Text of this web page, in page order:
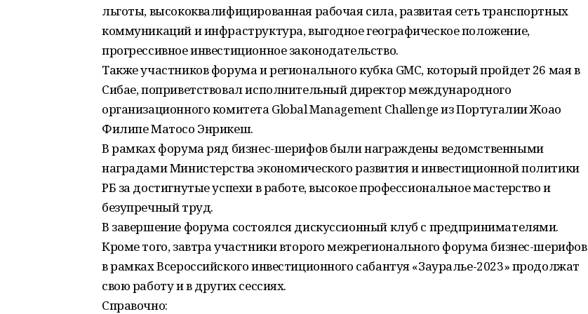
льготы, высококвалифицированная рабочая сила, развитая сеть транспортных
коммуникаций и инфраструктура, выгодное географическое положение,
прогрессивное инвестиционное законодательство.
Также участников форума и регионального кубка GMC, который пройдет 26 мая в
Сибае, поприветствовал исполнительный директор международного
организационного комитета Global Management Challenge из Португалии Жоао
Филипе Матосо Энрикеш.
В рамках форума ряд бизнес-шерифов были награждены ведомственными
наградами Министерства экономического развития и инвестиционной политики
РБ за достигнутые успехи в работе, высокое профессиональное мастерство и
безупречный труд.
В завершение форума состоялся дискуссионный клуб с предпринимателями.
Кроме того, завтра участники второго межрегионального форума бизнес-шерифов
в рамках Всероссийского инвестиционного сабантуя «Зауралье-2023» продолжат
свою работу и в других сессиях.
Справочно: